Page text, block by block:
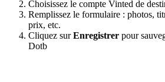
Choisissez le compte Vinted de
Remplissez le formulaire : photos,
prix, etc.
Cliquez surEnregistrer pour
Dotb